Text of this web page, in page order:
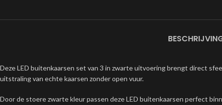
Deze LED buitenkaarsen set van 3 in zwarte uitvoering brengt direct
uitstraling van echte kaarsen zonder open vuur.
Door de stoere zwarte kleur passen deze LED buitenkaarsen perfect